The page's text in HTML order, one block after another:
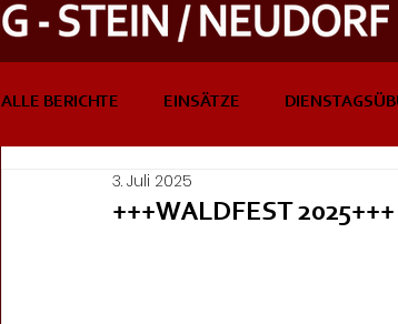
ALLE BERICHTE EINSÄTZE
DREHLEITEREINSÄTZE
+++WALDFEST 2025+++
3. Juli 2025